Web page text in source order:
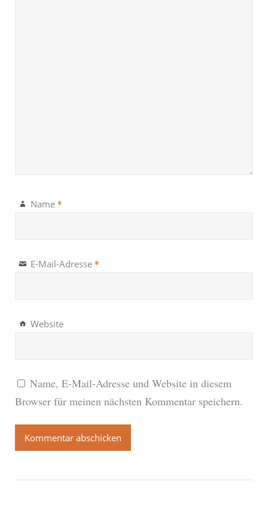
Name *
E-Mail-Adresse *
Website
Name, E-Mail-Adresse und Website in diesem
Browser für meinen nächsten Kommentar speichern.